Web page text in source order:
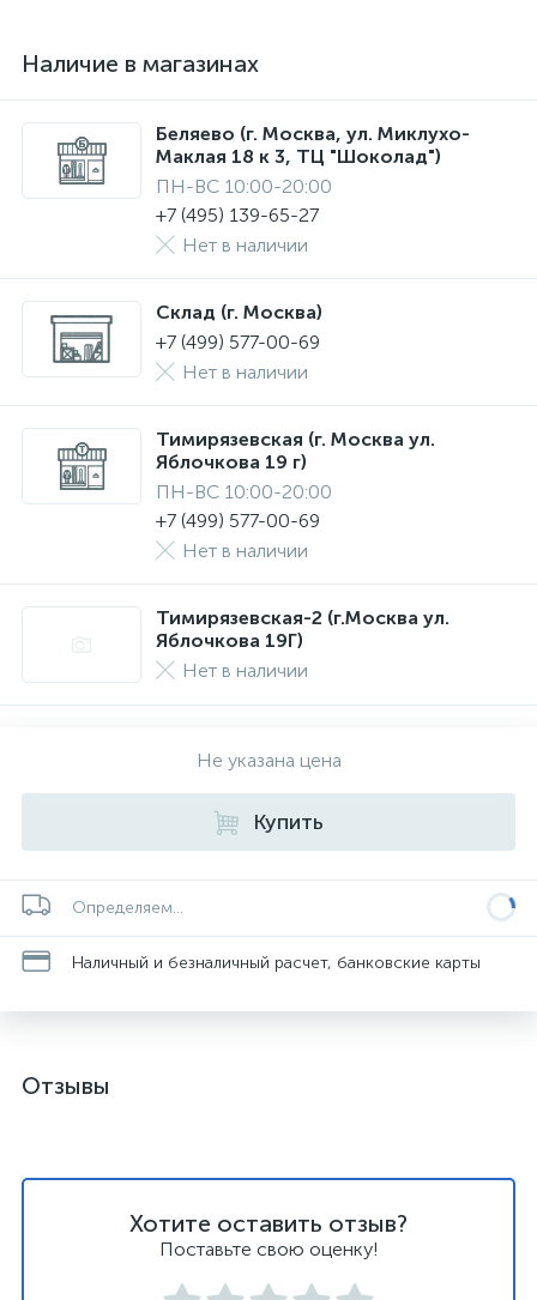
Наличие в магазинах
Беляево (г. Москва, ул. Миклухо-
Маклая 18 к 3, ТЦ "Шоколад")
ПН-ВС 10:00-20:00
+7 (495) 139-65-27
Нет в наличии
Склад (г. Москва)
+7 (499) 577-00-69
Нет в наличии
Тимирязевская (г. Москва ул.
Яблочкова 19 г)
ПН-ВС 10:00-20:00
+7 (499) 577-00-69
Нет в наличии
Тимирязевская-2 (г.Москва ул.
Яблочкова 19Г)
Нет в наличии
Не указана цена
Купить
Определяем...
Наличный и безналичный расчет, банковские карты
Отзывы
Хотите оставить отзыв?
Поставьте свою оценку!